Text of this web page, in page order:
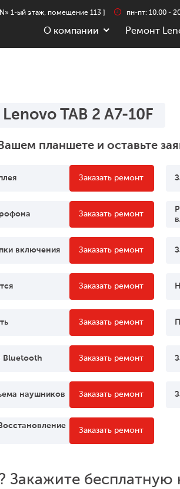
1-ый этаж, помещение 113 ] пн-пт: 10.00 -
О компании Ремонт
TAB 2 A7-10F
планшете и оставьте
Заказать ремонт
Заказать ремонт
включения Заказать ремонт
Заказать ремонт
Заказать ремонт
Bluetooth Заказать ремонт
наушников Заказать ремонт
Заказать ремонт
Закажите бесплатную